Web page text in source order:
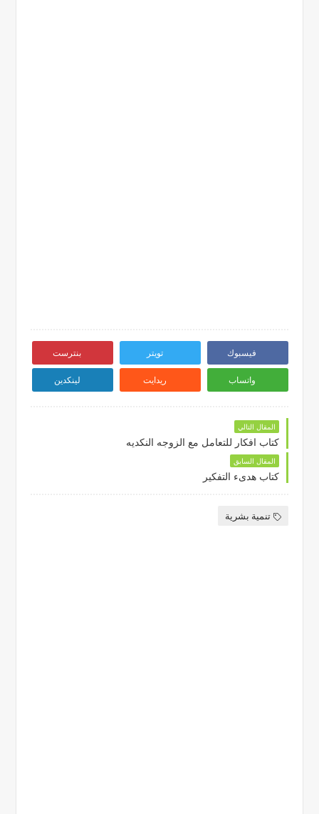
فيسبوك تويتر بنترست
واتساب ريدايت لينكدين
المقال التالي
كتاب افكار للتعامل مع الزوجه النكديه
المقال السابق
كتاب هدىء التفكير
تنمية بشرية